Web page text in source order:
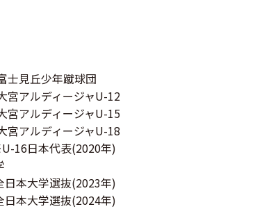
士見丘少年蹴球団
宮アルディージャU-12
宮アルディージャU-15
宮アルディージャU-18
表(2020年)
学選抜(2023年)
学選抜(2024年)